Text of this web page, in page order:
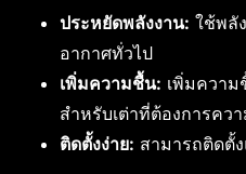
ประหยัดพลังงาน: ใช้พลั
อากาศทั่วไป
เพิ่มความชื้น: เพิ่มควา
สำหรับเต่าที่ต้องการคว
ติดตั้งง่าย: สามารถติดตั้